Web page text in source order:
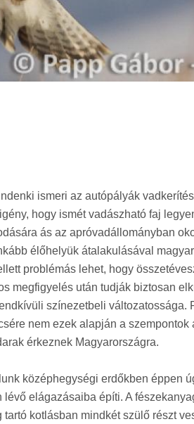
ismeri az autópályák
hogy ismét vadászható faj
ás az apróvadállományban
élőhelyük átalakulásával
problémás lehet, hogy
megfigyelés után tudják biztosan
színezetbeli változatossága.
nem ezek alapján a
érkeznek Magyarországra.
középhegységi erdőkben éppen
elágazásaiba építi. A
kotlásban mindkét szülő részt